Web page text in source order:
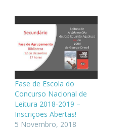
Fase de Escola do
Concurso Nacional de
Leitura 2018-2019 –
Inscrições Abertas!
5 Novembro, 2018